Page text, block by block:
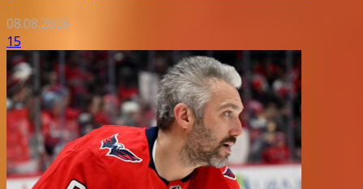
08.08.2026
15